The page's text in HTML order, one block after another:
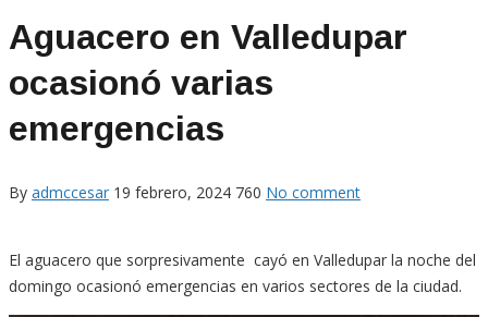
Aguacero en Valledupar
ocasionó varias
emergencias
By admccesar 19 febrero, 2024 760 No comment
El aguacero que sorpresivamente cayó en Valledupar la noche del
domingo ocasionó emergencias en varios sectores de la ciudad.